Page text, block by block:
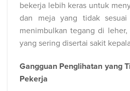
bekerja lebih keras untuk
dan meja yang tidak
menimbulkan tegang di
yang sering disertai sakit
Gangguan Penglihatan yang
Pekerja